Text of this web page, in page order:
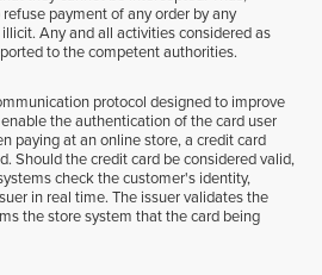
payment of any order by any
Any and all activities considered as
to the competent authorities.
protocol designed to improve
the authentication of the card user
paying at an online store, a credit card
Should the credit card be considered valid,
check the customer's identity,
in real time. The issuer validates the
the store system that the card being